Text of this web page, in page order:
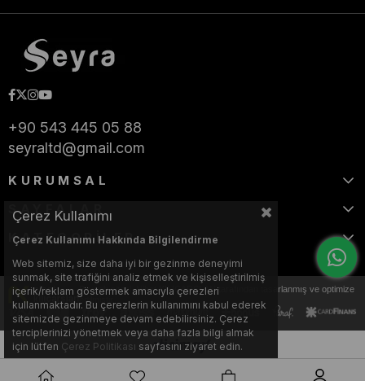
+90 543 445 05 88
seyraltd@gmail.com
KURUMSAL
SAYFALAR
KATEGORİLER
Bu web sitesi, Nihat KILIÇARSLAN tarafından tasarlanmış ve optimize
edilmiştir.
Çerez Kullanımı
Çerez Kullanımı Hakkında Bilgilendirme
Web sitemiz, size daha iyi bir gezinme deneyimi
sunmak, site trafiğini analiz etmek ve kişiselleştirilmiş
içerik/reklam göstermek amacıyla çerezleri
kullanmaktadır. Bu çerezlerin kullanımını kabul ederek
sitemizde gezinmeye devam edebilirsiniz. Çerez
terciplerinizi yönetmek veya daha fazla bilgi almak
için lütfen Çerez Politikası sayfasını ziyaret edin.